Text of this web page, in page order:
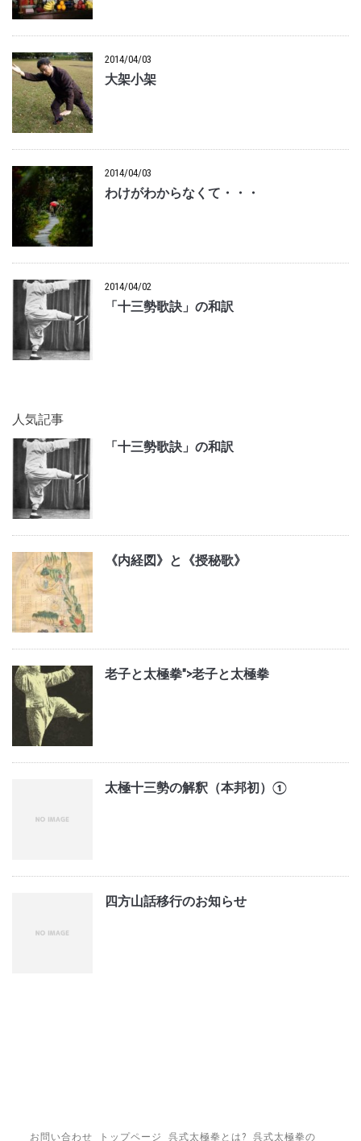
2014/04/03
大架小架
2014/04/03
わけがわからなくて・・・
2014/04/02
「十三勢歌訣」の和訳
人気記事
「十三勢歌訣」の和訳
《内経図》と《授秘歌》
老子と太極拳">老子と太極拳
太極十三勢の解釈（本邦初）①
四方山話移行のお知らせ
お問い合わせ トップページ 呉式太極拳とは? 呉式太極拳の